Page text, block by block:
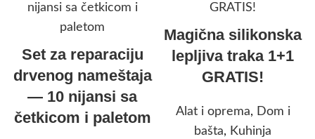
Set za reparaciju
drvenog nameštaja
— 10 nijansi sa
četkicom i paletom
Magična silikonska
lepljiva traka 1+1
GRATIS!
Alat i oprema, Dom i
bašta, Kuhinja